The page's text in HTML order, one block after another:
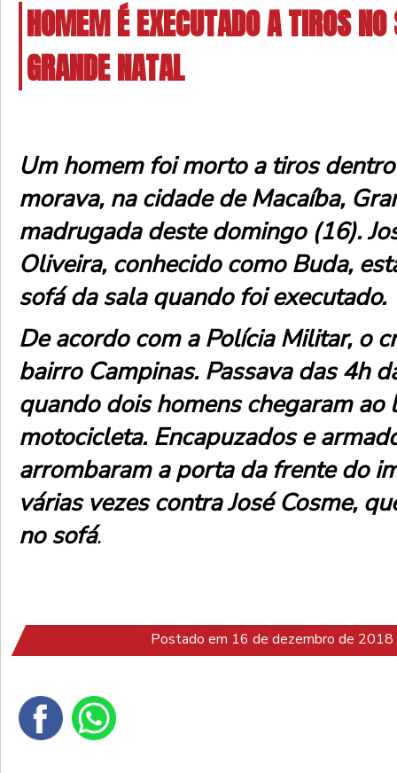
HOMEM É EXECUTADO A TIROS
GRANDE NATAL
Um homem foi morto a tiros
morava, na cidade de Macaíba,
madrugada deste domingo (16).
Oliveira, conhecido como Buda,
sofá da sala quando foi executado.
De acordo com a Polícia Militar, o
bairro Campinas. Passava das 4h
quando dois homens chegaram ao
motocicleta. Encapuzados e
arrombaram a porta da frente do
várias vezes contra José Cosme,
no sofá.
Postado em 16 de dezembro de